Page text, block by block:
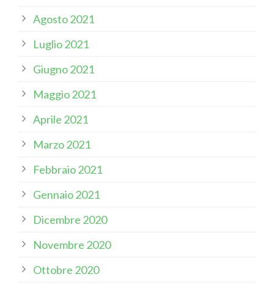
Agosto 2021
Luglio 2021
Giugno 2021
Maggio 2021
Aprile 2021
Marzo 2021
Febbraio 2021
Gennaio 2021
Dicembre 2020
Novembre 2020
Ottobre 2020